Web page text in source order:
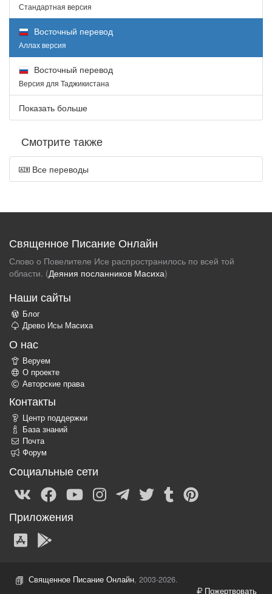
Стандартная версия
Восточный перевод
Аллах версия
Восточный перевод
Версия для Таджикистана
Показать больше
Смотрите также
Все переводы
Священное Писание Онлайн
Слово о Повелителе Исе распространилось по всей той
области. (Деяния посланников Масиха)
Наши сайты
Блог
Древо Исы Масиха
О нас
Веруем
О проекте
Авторские права
Контакты
Центр поддержки
База знаний
Почта
Форум
Социальные сети
Приложения
Священное Писание Онлайн, 2003-2026.
Пожертвовать